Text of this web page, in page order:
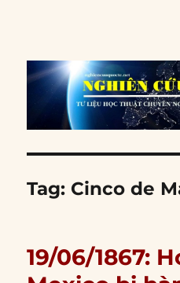
Tag: Cinco de
19/06/1867: